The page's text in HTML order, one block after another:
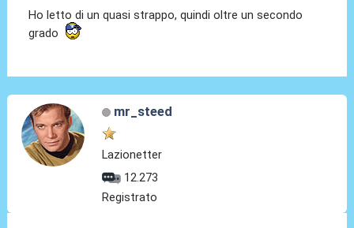
Ho letto di un quasi strappo, quindi oltre un secondo
grado
mr_steed
Lazionetter
12.273
Registrato